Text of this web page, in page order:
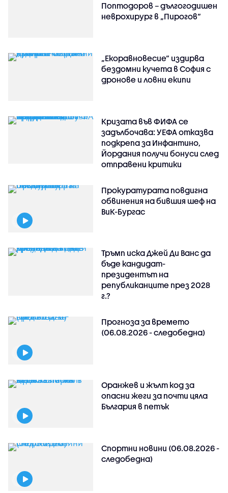
Поптодоров – дългогодишен
неврохирург в „Пирогов“
„Екоравновесие“ издирва
бездомни кучета в София с
дронове и ловни екипи
Кризата във ФИФА се
задълбочава: УЕФА отказва
подкрепа за Инфантино,
Йордания получи бонуси след
отправени критики
Прокуратурата повдигна
обвинения на бившия шеф на
ВиК-Бургас
Тръмп иска Джей Ди Ванс да
бъде кандидат-
президентът на
републиканците през 2028
г.?
Прогноза за времето
(06.08.2026 - следобедна)
Оранжев и жълт код за
опасни жеги за почти цяла
България в петък
Спортни новини (06.08.2026 -
следобедна)